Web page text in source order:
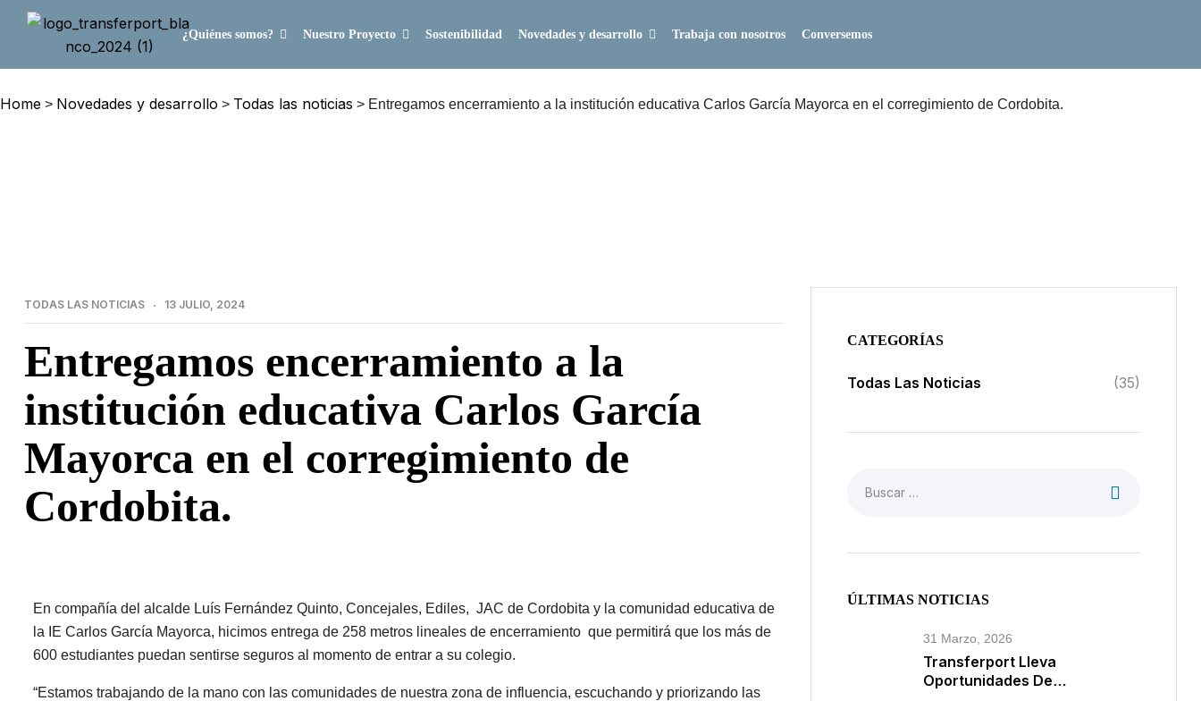
¿Quiénes somos? Nuestro Proyecto Sostenibilidad Novedades y desarrollo Trabaja con nosotros Conversemos
Home > Novedades y desarrollo > Todas las noticias > Entregamos encerramiento a la institución educativa Carlos García Mayorca en el corregimiento de Cordobita.
TODAS LAS NOTICIAS 13 JULIO, 2024
Entregamos encerramiento a la
institución educativa Carlos García
Mayorca en el corregimiento de
Cordobita.
En compañía del alcalde Luís Fernández Quinto, Concejales, Ediles, JAC de Cordobita y la comunidad educativa de
la IE Carlos García Mayorca, hicimos entrega de 258 metros lineales de encerramiento que permitirá que los más de
600 estudiantes puedan sentirse seguros al momento de entrar a su colegio.
“Estamos trabajando de la mano con las comunidades de nuestra zona de influencia, escuchando y priorizando las
CATEGORÍAS
Todas Las Noticias (35)
ÚLTIMAS NOTICIAS
31 Marzo, 2026
Transferport Lleva
Oportunidades De